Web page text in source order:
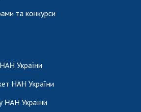
та конкурси
України
НАН України
НАН України